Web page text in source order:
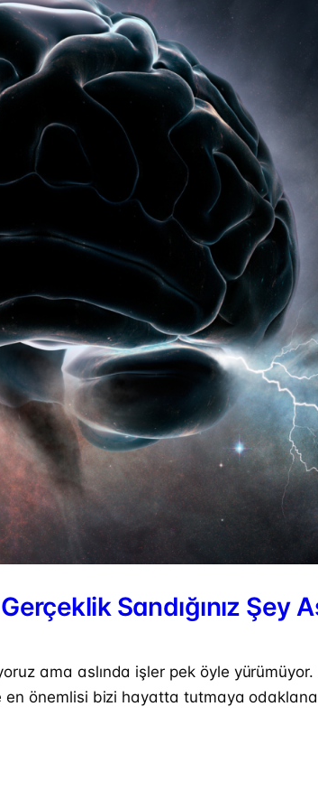
Sandığınız Şey
ama aslında işler pek öyle yürümüyor.
önemlisi bizi hayatta tutmaya